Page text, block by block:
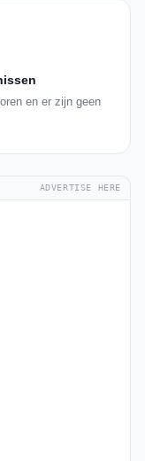
en er zijn geen
ADVERTISE HERE